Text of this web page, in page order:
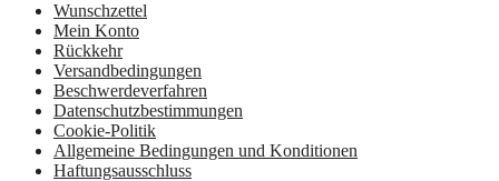
Wunschzettel
Mein Konto
Rückkehr
Versandbedingungen
Beschwerdeverfahren
Datenschutzbestimmungen
Cookie-Politik
Allgemeine Bedingungen und Konditionen
Haftungsausschluss